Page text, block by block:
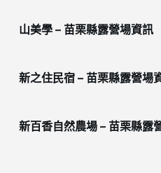
山美學 – 苗栗縣露營場資訊
新之住民宿 – 苗栗縣露營場
新百香自然農場 – 苗栗縣露